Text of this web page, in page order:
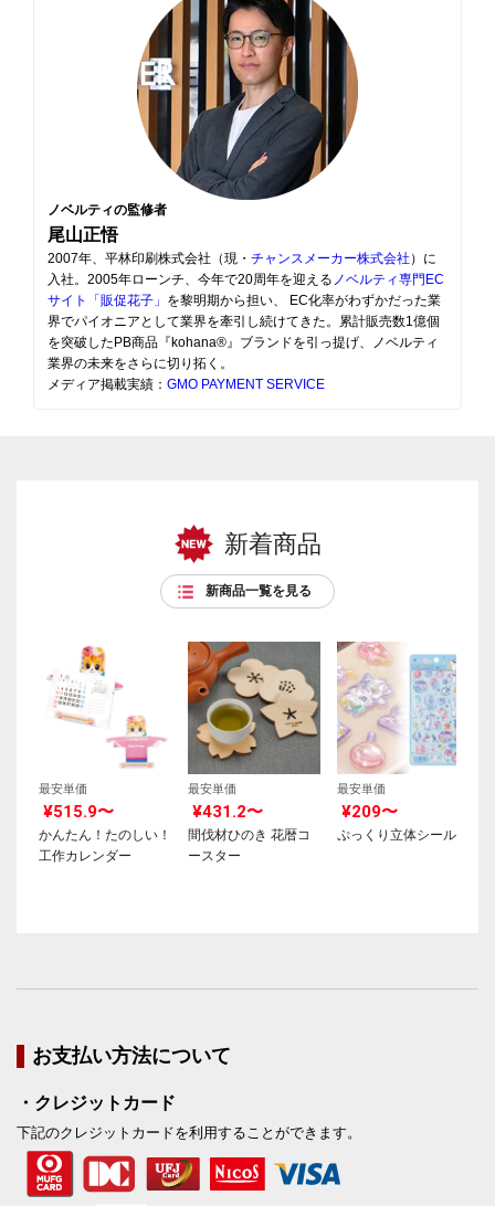
ノベルティの監修者
尾山正悟
2007年、平林印刷株式会社（現・ チャンスメーカー株式会社 ）に
入社。2005年ローンチ、今年で20周年を迎える ノベルティ専門EC
サイト「販促花子」 を黎明期から担い、 EC化率がわずかだった業
界でパイオニアとして業界を牽引し続けてきた。累計販売数1億個
を突破したPB商品『kohana®』ブランドを引っ提げ、ノベルティ
業界の未来をさらに切り拓く。
メディア掲載実績： GMO PAYMENT SERVICE
新着商品
新商品一覧を見る
最安単価
¥515.9〜
かんたん！たのしい！
工作カレンダー
最安単価
¥431.2〜
間伐材ひのき 花暦コ
ースター
最安単価
¥209〜
ぷっくり立体シール
お支払い方法について
・クレジットカード
下記のクレジットカードを利用することができます。